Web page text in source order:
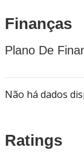
Finanças
Plano De
Não há dados
Ratings